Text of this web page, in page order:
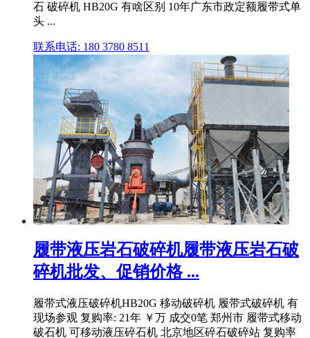
石 破碎机 HB20G 有啥区别 10年广东市政定额履带式单
头 ...
联系电话: 180 3780 8511
履带液压岩石破碎机履带液压岩石破
碎机批发、促销价格 ...
履带式液压破碎机HB20G 移动破碎机 履带式破碎机 有
现场参观 复购率: 21年 ￥万 成交0笔 郑州市 履带式移动
破石机 可移动液压碎石机 北京地区碎石破碎站 复购率